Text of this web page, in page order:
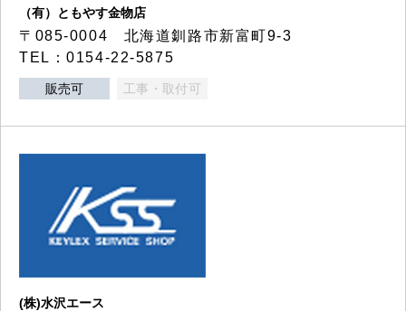
（有）ともやす金物店
〒085-0004 北海道釧路市新富町9-3
TEL：0154-22-5875
販売可 工事・取付可
(株)水沢エース